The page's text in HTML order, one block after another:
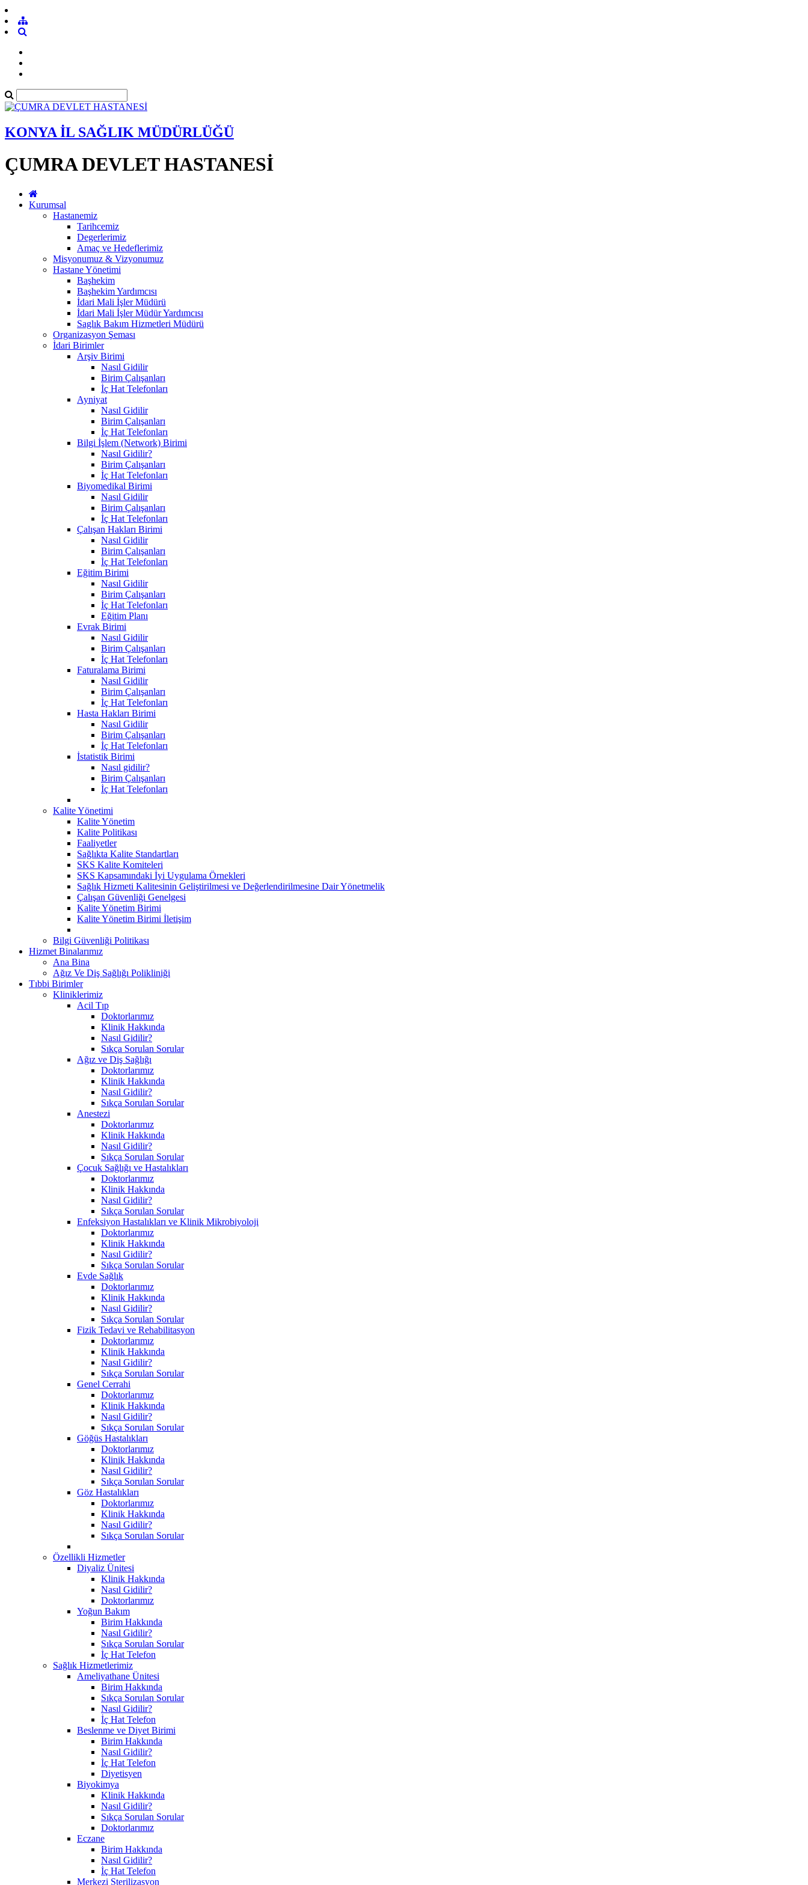
KONYA İL SAĞLIK MÜDÜRLÜĞÜ
ÇUMRA DEVLET HASTANESİ
Kurumsal
Hastanemiz
Tarihcemiz
Degerlerimiz
Amaç ve Hedeflerimiz
Misyonumuz & Vizyonumuz
Hastane Yönetimi
Başhekim
Başhekim Yardımcısı
İdari Mali İşler Müdürü
İdari Mali İşler Müdür Yardımcısı
Saglık Bakım Hizmetleri Müdürü
Organizasyon Şeması
İdari Birimler
Arşiv Birimi
Nasıl Gidilir
Birim Çalışanları
İç Hat Telefonları
Ayniyat
Nasıl Gidilir
Birim Çalışanları
İç Hat Telefonları
Bilgi İşlem (Network) Birimi
Nasıl Gidilir?
Birim Çalışanları
İç Hat Telefonları
Biyomedikal Birimi
Nasıl Gidilir
Birim Çalışanları
İç Hat Telefonları
Çalışan Hakları Birimi
Nasıl Gidilir
Birim Çalışanları
İç Hat Telefonları
Eğitim Birimi
Nasıl Gidilir
Birim Çalışanları
İç Hat Telefonları
Eğitim Planı
Evrak Birimi
Nasıl Gidilir
Birim Çalışanları
İç Hat Telefonları
Faturalama Birimi
Nasıl Gidilir
Birim Çalışanları
İç Hat Telefonları
Hasta Hakları Birimi
Nasıl Gidilir
Birim Çalışanları
İç Hat Telefonları
İstatistik Birimi
Nasıl gidilir?
Birim Çalışanları
İç Hat Telefonları
Kalite Yönetimi
Kalite Yönetim
Kalite Politikası
Faaliyetler
Sağlıkta Kalite Standartları
SKS Kalite Komiteleri
SKS Kapsamındaki İyi Uygulama Örnekleri
Sağlık Hizmeti Kalitesinin Geliştirilmesi ve Değerlendirilmesine Dair Yönetmelik
Çalışan Güvenliği Genelgesi
Kalite Yönetim Birimi
Kalite Yönetim Birimi İletişim
Bilgi Güvenliği Politikası
Hizmet Binalarımız
Ana Bina
Ağız Ve Diş Sağlığı Polikliniği
Tıbbi Birimler
Kliniklerimiz
Acil Tıp
Doktorlarımız
Klinik Hakkında
Nasıl Gidilir?
Sıkça Sorulan Sorular
Ağız ve Diş Sağlığı
Doktorlarımız
Klinik Hakkında
Nasıl Gidilir?
Sıkça Sorulan Sorular
Anestezi
Doktorlarımız
Klinik Hakkında
Nasıl Gidilir?
Sıkça Sorulan Sorular
Çocuk Sağlığı ve Hastalıkları
Doktorlarımız
Klinik Hakkında
Nasıl Gidilir?
Sıkça Sorulan Sorular
Enfeksiyon Hastalıkları ve Klinik Mikrobiyoloji
Doktorlarımız
Klinik Hakkında
Nasıl Gidilir?
Sıkça Sorulan Sorular
Evde Sağlık
Doktorlarımız
Klinik Hakkında
Nasıl Gidilir?
Sıkça Sorulan Sorular
Fizik Tedavi ve Rehabilitasyon
Doktorlarımız
Klinik Hakkında
Nasıl Gidilir?
Sıkça Sorulan Sorular
Genel Cerrahi
Doktorlarımız
Klinik Hakkında
Nasıl Gidilir?
Sıkça Sorulan Sorular
Göğüs Hastalıkları
Doktorlarımız
Klinik Hakkında
Nasıl Gidilir?
Sıkça Sorulan Sorular
Göz Hastalıkları
Doktorlarımız
Klinik Hakkında
Nasıl Gidilir?
Sıkça Sorulan Sorular
Özellikli Hizmetler
Diyaliz Ünitesi
Klinik Hakkında
Nasıl Gidilir?
Doktorlarımız
Yoğun Bakım
Birim Hakkında
Nasıl Gidilir?
Sıkça Sorulan Sorular
İç Hat Telefon
Sağlık Hizmetlerimiz
Ameliyathane Ünitesi
Birim Hakkında
Sıkça Sorulan Sorular
Nasıl Gidilir?
İç Hat Telefon
Beslenme ve Diyet Birimi
Birim Hakkında
Nasıl Gidilir?
İç Hat Telefon
Diyetisyen
Biyokimya
Klinik Hakkında
Nasıl Gidilir?
Sıkça Sorulan Sorular
Doktorlarımız
Eczane
Birim Hakkında
Nasıl Gidilir?
İç Hat Telefon
Merkezi Sterilizasyon